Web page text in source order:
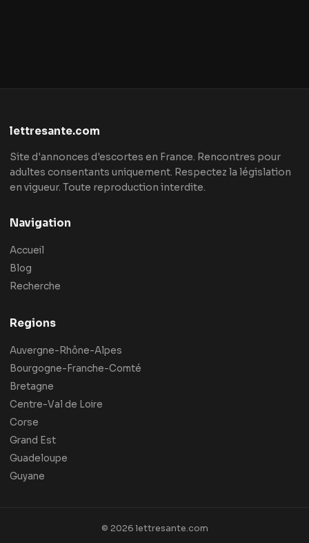
lettresante.com
Site d'annonces d'escortes en France. Rencontres pour
adultes consentants uniquement. Respectez la législation
en vigueur. Toute reproduction interdite.
Navigation
Accueil
Blog
Recherche
Regions
Auvergne-Rhône-Alpes
Bourgogne-Franche-Comté
Bretagne
Centre-Val de Loire
Corse
Grand Est
Guadeloupe
Guyane
© 2026 lettresante.com